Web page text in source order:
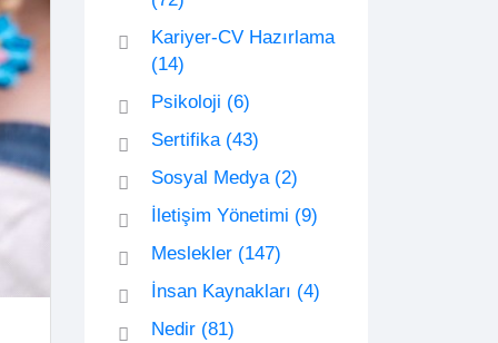
Kariyer-CV Hazırlama
(14)
Psikoloji (6)
Sertifika (43)
Sosyal Medya (2)
İletişim Yönetimi (9)
Meslekler (147)
İnsan Kaynakları (4)
Nedir (81)